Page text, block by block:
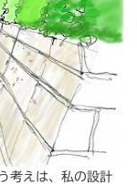
考えは、私の設計